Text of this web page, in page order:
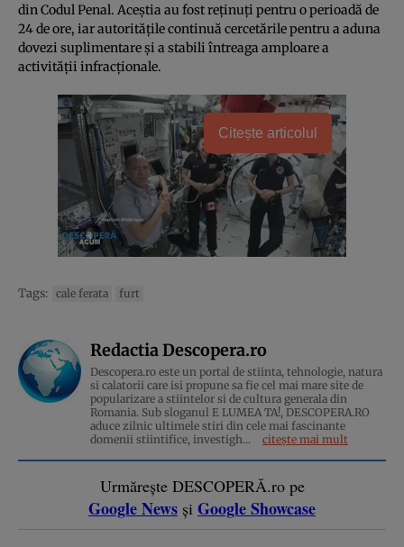
din Codul Penal. Aceștia au fost reținuți pentru o perioadă de
24 de ore, iar autoritățile continuă cercetările pentru a aduna
dovezi suplimentare și a stabili întreaga amploare a
activității infracționale.
Citește articolul
Tags: cale ferata furt
Redactia Descopera.ro
Descopera.ro este un portal de stiinta, tehnologie, natura
si calatorii care isi propune sa fie cel mai mare site de
popularizare a stiintelor si de cultura generala din
Romania. Sub sloganul E LUMEA TA!, DESCOPERA.RO
aduce zilnic ultimele stiri din cele mai fascinante
domenii stiintifice, investigh...
citește mai mult
Urmărește DESCOPERĂ.ro pe
Google News și Google Showcase